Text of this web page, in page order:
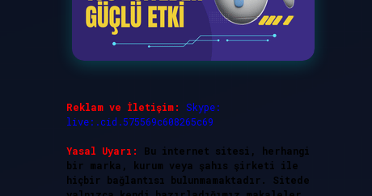
Reklam ve İletişim:
Skype:
live:.cid.575569c608265c69
Yasal Uyarı:
Bu internet sitesi, herhangi
bir marka, kurum veya şahıs şirketi ile
hiçbir bağlantısı bulunmamaktadır. Sitede